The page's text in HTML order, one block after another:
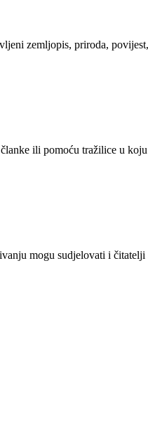
zemljopis, priroda,
ili pomoću tražilice u
mogu sudjelovati i